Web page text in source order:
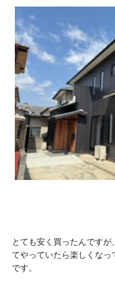
とても安く買ったんです
てやっていたら楽しくな
です。